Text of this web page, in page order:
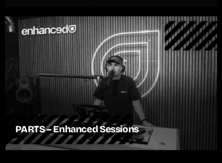
PARTS – Enhanced Sessions